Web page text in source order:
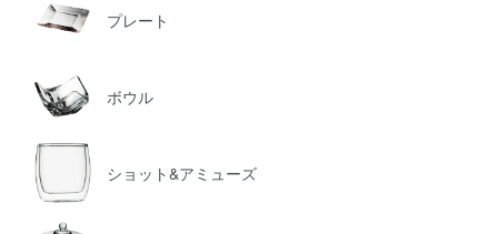
プレート
ボウル
ショット&アミューズ